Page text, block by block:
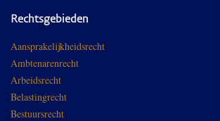
Rechtsgebieden
Aansprakelijkheidsrecht
Ambtenarenrecht
Arbeidsrecht
Belastingrecht
Bestuursrecht